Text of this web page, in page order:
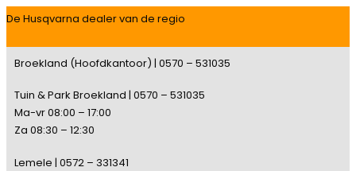
De Husqvarna dealer van de regio
Broekland (Hoofdkantoor) | 0570 – 531035
Tuin & Park Broekland | 0570 – 531035
Ma-vr 08:00 – 17:00
Za 08:30 – 12:30
Lemele | 0572 – 331341